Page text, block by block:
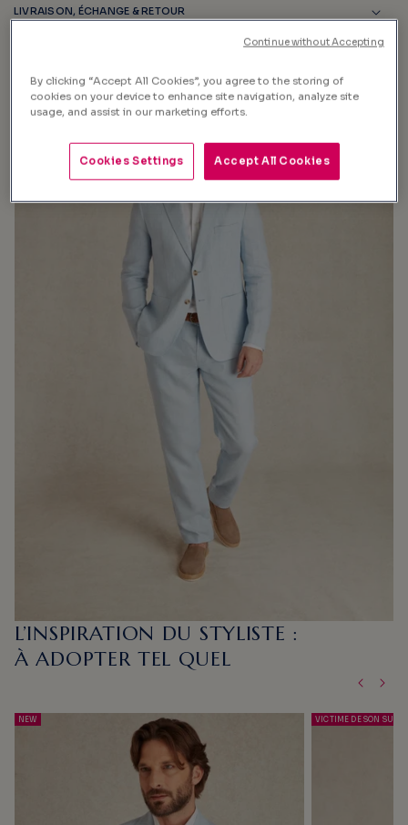
LIVRAISON, ÉCHANGE & RETOUR
L’INSPIRATION DU STYLISTE :
À ADOPTER TEL QUEL
NEW VICTIME DE SON
By clicking “Accept All Cookies”, you agree to the storing of
cookies on your device to enhance site navigation, analyze site
usage, and assist in our marketing efforts.
Accept All Cookies
Cookies Settings
Continue without Accepting